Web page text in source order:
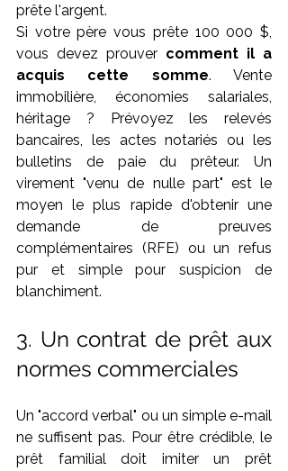
prête l'argent.
Si votre père vous prête 100 000 $,
vous devez prouver comment il a
acquis cette somme. Vente
immobilière, économies salariales,
héritage ? Prévoyez les relevés
bancaires, les actes notariés ou les
bulletins de paie du prêteur. Un
virement "venu de nulle part" est le
moyen le plus rapide d'obtenir une
demande de preuves
complémentaires (RFE) ou un refus
pur et simple pour suspicion de
blanchiment.
3. Un contrat de prêt aux
normes commerciales
Un "accord verbal" ou un simple e-mail
ne suffisent pas. Pour être crédible, le
prêt familial doit imiter un prêt